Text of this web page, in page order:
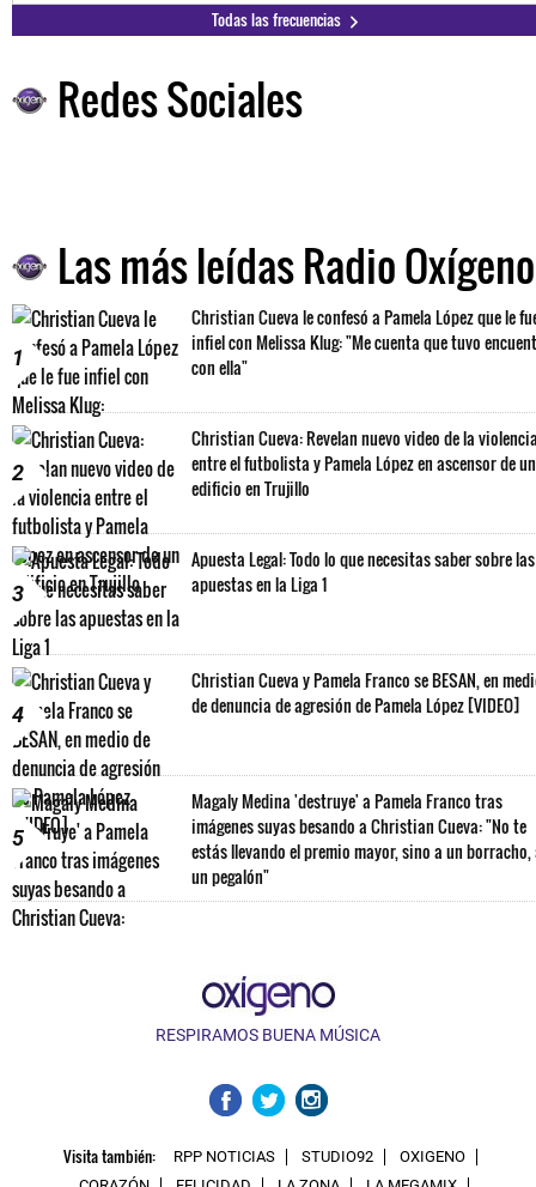
Todas las frecuencias
Redes Sociales
Las más leídas Radio Oxígeno
1
Christian Cueva le confesó a Pamela López que le
infiel con Melissa Klug: "Me cuenta que tuvo
con ella"
2
Christian Cueva: Revelan nuevo video de la
entre el futbolista y Pamela López en ascensor de un
edificio en Trujillo
3
Apuesta Legal: Todo lo que necesitas saber sobre las
apuestas en la Liga 1
4
Christian Cueva y Pamela Franco se BESAN, en
de denuncia de agresión de Pamela López [VIDEO]
5
Magaly Medina 'destruye' a Pamela Franco tras
imágenes suyas besando a Christian Cueva: "No te
estás llevando el premio mayor, sino a un borracho,
un pegalón"
RESPIRAMOS BUENA MÚSICA
Visita también: RPP NOTICIAS STUDIO92
OXIGENO